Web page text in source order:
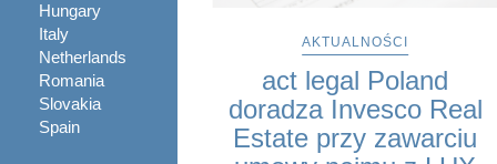
Hungary
Italy
Netherlands
Romania
Slovakia
Spain
AKTUALNOŚCI
act legal Poland
doradza Invesco Real
Estate przy zawarciu